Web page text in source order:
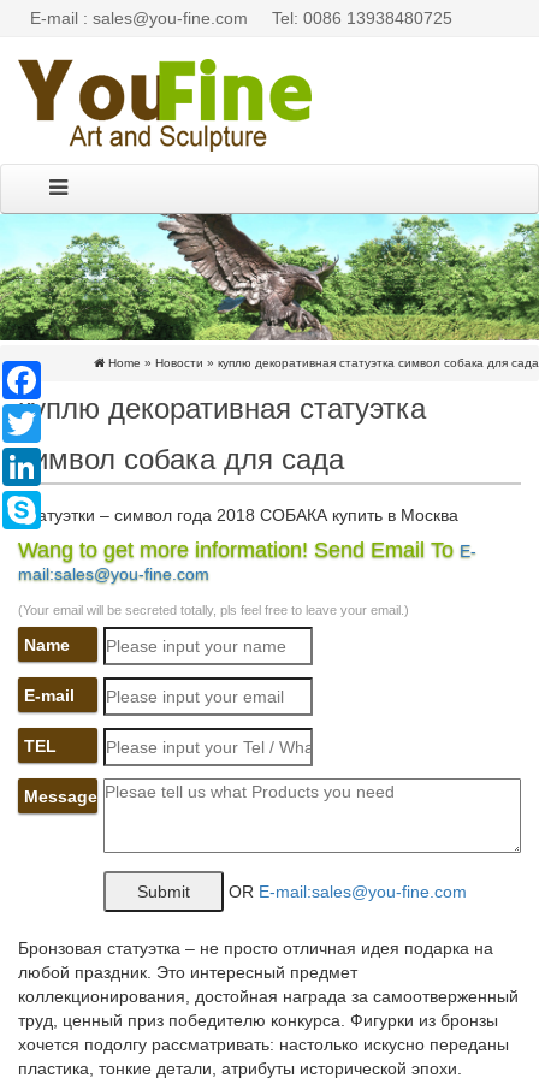
E-mail : sales@you-fine.com Tel: 0086 13938480725
Home » Новости » куплю декоративная статуэтка символ собака для сада
куплю декоративная статуэтка
символ собака для сада
Статуэтки – символ года 2018 СОБАКА купить в Москва
*Фигура декоративная садовая Йоркширский терьер со
щенками. 1 400.*Фигурка декоративная Собака. 100. КУПИТЬ.
Минимальный заказ: 4шт. Код товара: rm-261533. *Фигурка
декоративная Собака.
Dog Figurines – Купить Dog Figurines недорого из Китая на
AliExpress
1,304 результатов. H & D купить получить 1 на 50% (добавить
2) 1.8 дюймов прозрачного хрусталя фигурки собаки пресс-
папьеПрекрасный Смола 12 статуэтки собак Декоративные
Гостиная меблировки дома и сада милый мультфильм Craft
Символ года собака купить
Декоративная статуэтка собаки с денежными символами,
полистоун, высота 9,5 см, 4 варианта.Винтажные предметы.
Советская атрибутика. Аксессуары для сада и дачи.
Пасхальные товары.
Фигурки с символом 2018 года собаки – купить…
Wang to get more information! Send Email To E-
mail:sales@you-fine.com
(Your email will be secreted totally, pls feel free to leave your email.)
Name
E-mail
TEL
Message
OR E-mail:sales@you-fine.com
Бронзовая статуэтка – не просто отличная идея подарка на
любой праздник. Это интересный предмет
коллекционирования, достойная награда за самоотверженный
труд, ценный приз победителю конкурса. Фигурки из бронзы
хочется подолгу рассматривать: настолько искусно переданы
пластика, тонкие детали, атрибуты исторической эпохи.
Facebook
Twitter
LinkedIn